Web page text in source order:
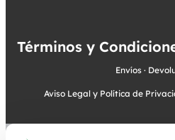
Términos y
Envíos ·
Aviso Legal y Política de